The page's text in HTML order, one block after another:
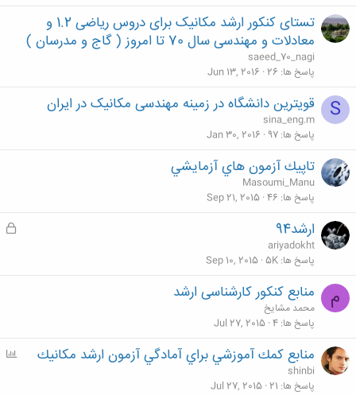
تستای کنکور ارشد مکانیک برای دروس ریاضی 1.2 و
معادلات و مهندسی سال 70 تا امروز ( گاج و مدرسان )
saeed_70_nagi
پاسخ ها 26
Jun 13, 2016
S قویترین دانشگاه در زمینه مهندسی مکانیک در ایران
sina_eng.m
پاسخ ها 97
Jan 30, 2016
تاپيك آزمون هاي آزمايشي
Masoumi_Manu
پاسخ ها 46
Sep 21, 2015
ق
ارشد94
ariyadokht
پاسخ ها 5K
Sep 10, 2015
م منابع کنکور کارشناسی ارشد
محمد مشایخ
پاسخ ها 4
Jul 27, 2015
P
منابع كمك آموزشي براي آمادگي آزمون ارشد مكانيك
shinbi
پاسخ ها 21
Jul 27, 2015